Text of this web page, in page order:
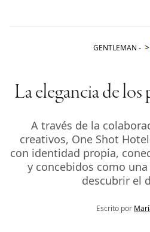
GENTLEMAN -
La elegancia de
A través de la
creativos, One Shot
con identidad propia,
y concebidos como
descubrir el
Escrito por